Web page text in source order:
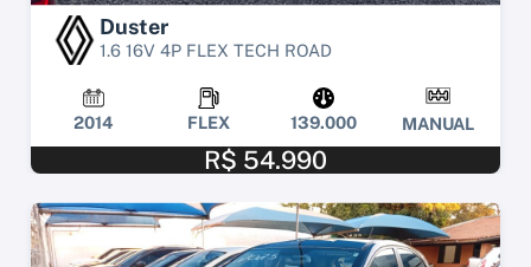
Duster
1.6 16V 4P FLEX TECH ROAD
2014 FLEX 139.000 MANUAL
R$ 54.990